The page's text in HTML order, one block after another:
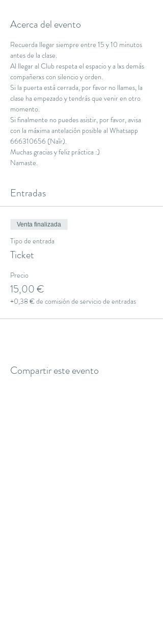
Acerca del evento
Recuerda llegar siempre entre 15 y 10 minutos
antes de la clase.
Al llegar al Club respeta el espacio y a lxs demás
compañerxs con silencio y orden.
Si la puerta está cerrada, por favor no llames, la
clase ha empezado y tendrás que venir en otro
momento.
Si finalmente no puedes asistir, por favor, avisa
con la máxima antelación posible al Whatsapp
666310656 (Naïr).
Muchas gracias y feliz práctica :)
Namaste.
Entradas
Venta finalizada
Tipo de entrada
Ticket
Precio
15,00 €
+0,38 € de comisión de servicio de entradas
Compartir este evento